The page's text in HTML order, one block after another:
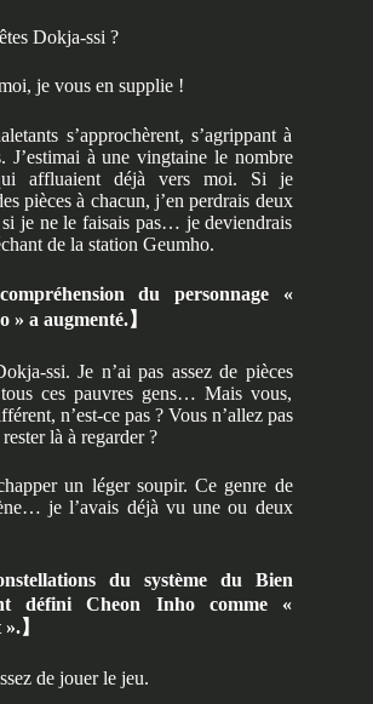
Dokja-ssi ?
je vous en supplie !
s’approchèrent, s’agrippant à
J’estimai à une vingtaine le nombre
affluaient déjà vers moi. Si je
pièces à chacun, j’en perdrais deux
je ne le faisais pas… je deviendrais
de la station Geumho.
du personnage «
» a augmenté.】
ssi. Je n’ai pas assez de pièces
ces pauvres gens… Mais vous,
n’est-ce pas ? Vous n’allez pas
là à regarder ?
un léger soupir. Ce genre de
je l’avais déjà vu une ou deux
du système du Bien
défini Cheon Inho comme «
».】
de jouer le jeu.